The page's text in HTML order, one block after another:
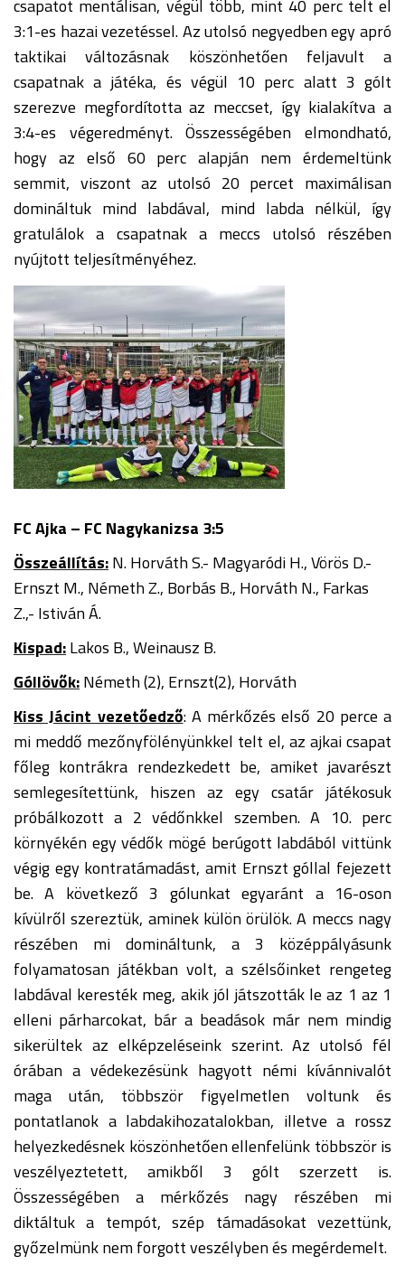
csapatot mentálisan, végül több, mint 40 perc telt el
3:1-es hazai vezetéssel. Az utolsó negyedben egy apró
taktikai változásnak köszönhetően feljavult a
csapatnak a játéka, és végül 10 perc alatt 3 gólt
szerezve megfordította az meccset, így kialakítva a
3:4-es végeredményt. Összességében elmondható,
hogy az első 60 perc alapján nem érdemeltünk
semmit, viszont az utolsó 20 percet maximálisan
domináltuk mind labdával, mind labda nélkül, így
gratulálok a csapatnak a meccs utolsó részében
nyújtott teljesítményéhez.
FC Ajka – FC Nagykanizsa 3:5
Összeállítás:N. Horváth S.- Magyaródi H., Vörös D.-
Ernszt M., Németh Z., Borbás B., Horváth N., Farkas
Z.,- Istiván Á.
Kispad:Lakos B., Weinausz B.
Góllövők:Németh (2), Ernszt(2), Horváth
Kiss Jácint vezetőedző: A mérkőzés első 20 perce a
mi meddő mezőnyfölényünkkel telt el, az ajkai csapat
főleg kontrákra rendezkedett be, amiket javarészt
semlegesítettünk, hiszen az egy csatár játékosuk
próbálkozott a 2 védőnkkel szemben. A 10. perc
környékén egy védők mögé berúgott labdából vittünk
végig egy kontratámadást, amit Ernszt góllal fejezett
be. A következő 3 gólunkat egyaránt a 16-oson
kívülről szereztük, aminek külön örülök. A meccs nagy
részében mi domináltunk, a 3 középpályásunk
folyamatosan játékban volt, a szélsőinket rengeteg
labdával keresték meg, akik jól játszották le az 1 az 1
elleni párharcokat, bár a beadások már nem mindig
sikerültek az elképzeléseink szerint. Az utolsó fél
órában a védekezésünk hagyott némi kívánnivalót
maga után, többször figyelmetlen voltunk és
pontatlanok a labdakihozatalokban, illetve a rossz
helyezkedésnek köszönhetően ellenfelünk többször is
veszélyeztetett, amikből 3 gólt szerzett is.
Összességében a mérkőzés nagy részében mi
diktáltuk a tempót, szép támadásokat vezettünk,
győzelmünk nem forgott veszélyben és megérdemelt.